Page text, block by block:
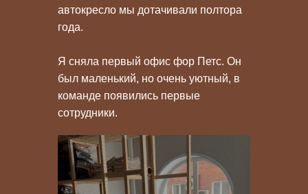
автокресло мы дотачивали полтора
года.
Я сняла первый офис фор Петс. Он
был маленький, но очень уютный, в
команде появились первые
сотрудники.